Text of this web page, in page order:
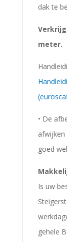
dak te
meter.
• De
afwijken
goed
Is uw
gehele